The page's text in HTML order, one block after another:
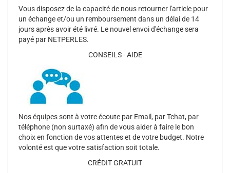
Vous disposez de la capacité de nous retourner l'article pour
un échange et/ou un remboursement dans un délai de 14
jours après avoir été livré. Le nouvel envoi d'échange sera
payé par NETPERLES.
CONSEILS - AIDE
Nos équipes sont à votre écoute par Email, par Tchat, par
téléphone (non surtaxé) afin de vous aider à faire le bon
choix en fonction de vos attentes et de votre budget. Notre
volonté est que votre satisfaction soit totale.
CRÉDIT GRATUIT